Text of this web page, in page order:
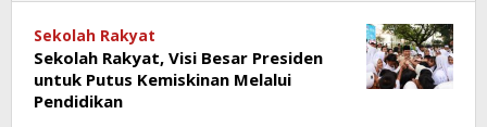
Sekolah Rakyat
Sekolah Rakyat, Visi Besar Presiden
untuk Putus Kemiskinan Melalui
Pendidikan